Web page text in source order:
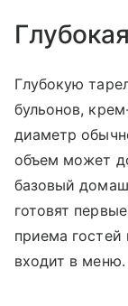
Глубокую
бульонов,
диаметр
объем может
базовый
готовят
приема гостей
входит в меню.